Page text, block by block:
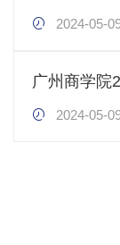
2024-05-
广州商学院
2024-05-